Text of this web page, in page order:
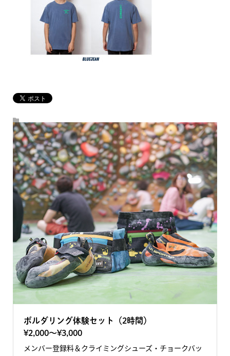
ボルダリング体験セット（2時間）
¥2,000〜¥3,000
メンバー登録料＆クライミングシューズ・チョークバッ